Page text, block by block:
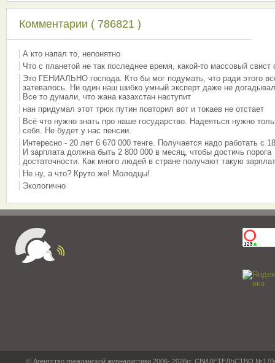
Комментарии ( 786821 )
А кто напал то, непонятно
Что с планетой не так последнее время, какой-то массовый свист
Это ГЕНИАЛЬНО господа. Кто бы мог подумать, что ради этого
затевалось. Ни один наш шибко умный эксперт даже не
Все то думали, что жана казахстан наступит
нан придумал этот трюк путин повторил вот и токаев не отстает
Всё что нужно знать про наше государство. Надеяться нужно
себя. Не будет у нас пенсии.
Интересно - 20 лет 6 670 000 тенге. Получается надо работать с
И зарплата должна быть 2 800 000 в месяц, чтобы достичь порога
достаточности. Как много людей в стране получают такую
Не ну, а что? Круто же! Молодцы!
Экологично
© Агентство гражданской журналистики 2006- 2026гг. СВИДЕТЕЛЬСТВО